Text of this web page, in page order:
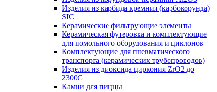
Изделия из карбида кремния (карбокорунда)
SIC
Керамические фильтрующие элементы
Керамическая футеровка и комплектующие
для помольного оборудования и циклонов
Комплектующие для пневматического
транспорта (керамических трубопроводов)
Изделия из диоксида циркония ZrO2 до
2300С
Камни для пиццы